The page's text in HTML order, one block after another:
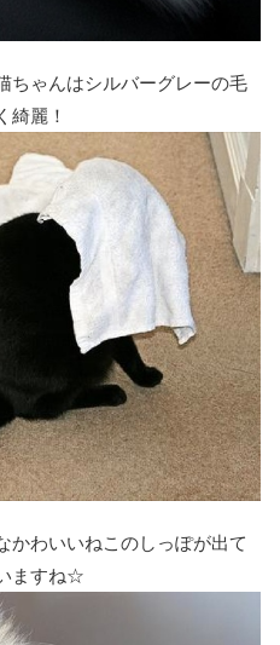
ちゃんはシルバーグレーの毛
綺麗！
かわいいねこのしっぽが出て
ますね☆